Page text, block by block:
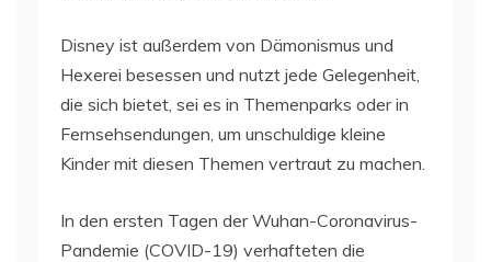
Disney ist außerdem von Dämonismus und
Hexerei besessen und nutzt jede Gelegenheit,
die sich bietet, sei es in Themenparks oder in
Fernsehsendungen, um unschuldige kleine
Kinder mit diesen Themen vertraut zu machen.
In den ersten Tagen der Wuhan-Coronavirus-
Pandemie (COVID-19) verhafteten die